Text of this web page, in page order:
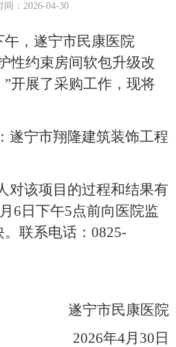
间：2026-04-30
， 遂宁市民康医院
性约束房间软包升级改
开展了采购工作，现将
遂宁市翔隆建筑装饰工程
对该项目 的过程和结果有
月 6 日下午5点前向医院监
。联系电话：0825-
遂宁市民康医院
2026年4月 30 日